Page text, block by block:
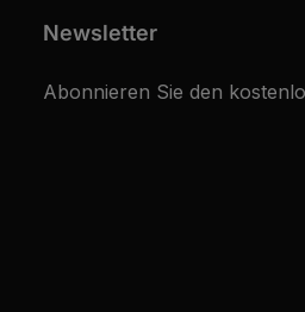
Newsletter
Abonnieren Sie den